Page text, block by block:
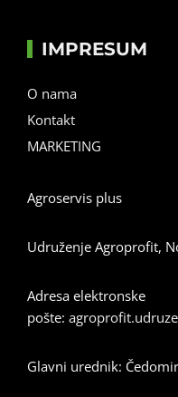
IMPRESUM
O nama
Kontakt
MARKETING
Agroservis plus
Udruženje Agroprofit,
Adresa elektronske
pošte:
Glavni urednik: